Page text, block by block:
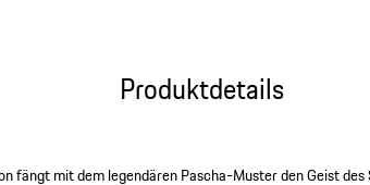
Produktdetails
fängt mit dem legendären Pascha-Muster den Geist des